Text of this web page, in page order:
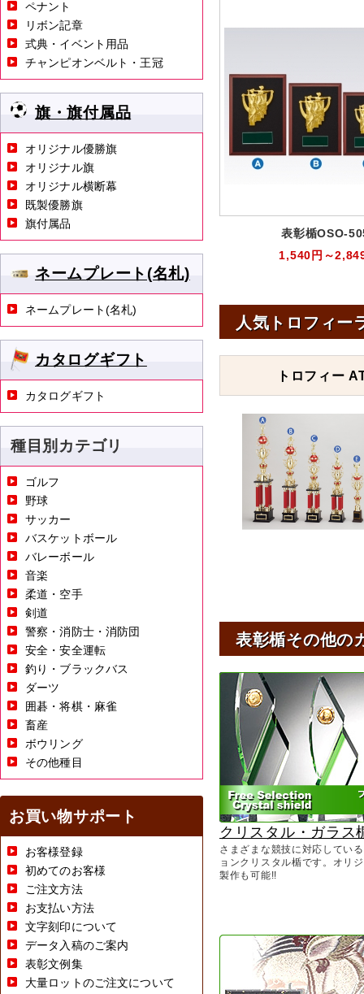
表彰楯OSO-
1,540円～
人気トロフィー
トロフィー
表彰楯その他の
クリスタル・ガラス
さまざまな競技に対応してい
ョンクリスタル楯です。オリ
製作も可能!!
ペナント
リボン記章
式典・イベント用品
チャンピオンベルト・王冠
旗・旗付属品
オリジナル優勝旗
オリジナル旗
オリジナル横断幕
既製優勝旗
旗付属品
ネームプレート(名札)
ネームプレート(名札)
カタログギフト
カタログギフト
種目別カテゴリ
ゴルフ
野球
サッカー
バスケットボール
バレーボール
音楽
柔道・空手
剣道
警察・消防士・消防団
安全・安全運転
釣り・ブラックバス
ダーツ
囲碁・将棋・麻雀
畜産
ボウリング
その他種目
お買い物サポート
お客様登録
初めてのお客様
ご注文方法
お支払い方法
文字刻印について
データ入稿のご案内
表彰文例集
大量ロットのご注文について